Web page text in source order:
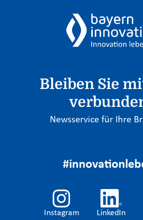
Bleiben Sie
Newsservice für Ihre
Instagram LinkedIn